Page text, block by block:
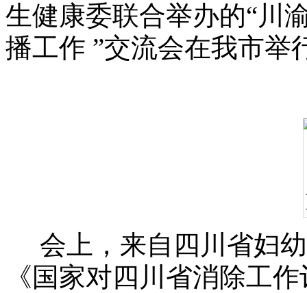
⽣健康委联合举办的“川
播⼯作 ”交流会在我市举
会上，来自四川省妇
《国家对四川省消除工